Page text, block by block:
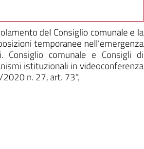
del Consiglio comunale e la
temporanee nell’emergenza
Consiglio comunale e Consigli di
istituzionali in videoconferenza
n. 27, art. 73",